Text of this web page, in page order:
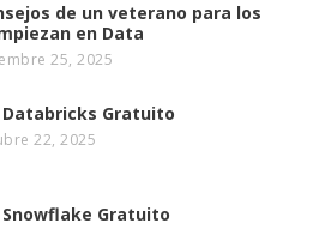
de un veterano para los
en Data
25, 2025
Databricks Gratuito
22, 2025
Snowflake Gratuito